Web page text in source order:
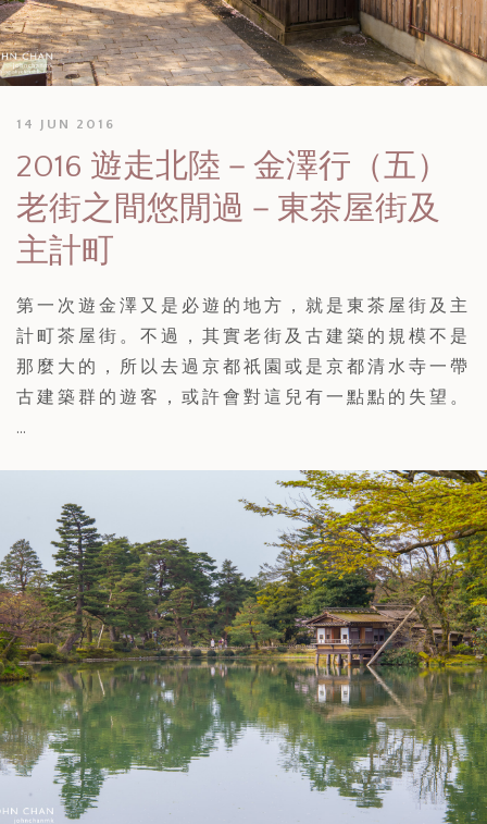
14 JUN 2016
2016 遊走北陸－金澤行（五）
老街之間悠閒過－東茶屋街及
主計町
第一次遊金澤又是必遊的地方，就是東茶屋街及主
計町茶屋街。不過，其實老街及古建築的規模不是
那麼大的，所以去過京都祇園或是京都清水寺一帶
古建築群的遊客，或許會對這兒有一點點的失望。
…